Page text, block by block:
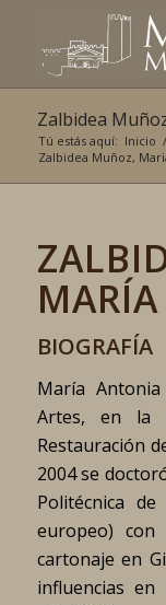
Zalbidea
Tú estás aquí: Inicio /
Zalbidea Muñoz,
BIOGRAFÍA
María
Artes, en la
Restauración
2004 se
Politécnica
europeo)
cartonaje en
influencias en